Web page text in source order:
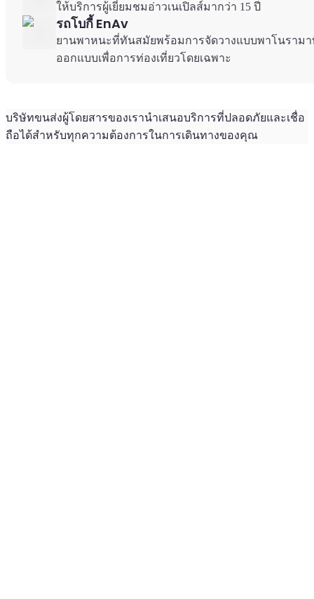
ให้บริการผู้เยี่ยมชมอ่าวเนเปิลส์มากว่า 15 ปี
รถโบกี้ EnAv
ยานพาหนะที่ทันสมัยพร้อมการจัดวางแบบพาโนราม
ออกแบบเพื่อการท่องเที่ยวโดยเฉพาะ
บริษัทขนส่งผู้โดยสารของเรานำเสนอบริการที่ปลอดภัยและเชื่อ
ถือได้สำหรับทุกความต้องการในการเดินทางของคุณ